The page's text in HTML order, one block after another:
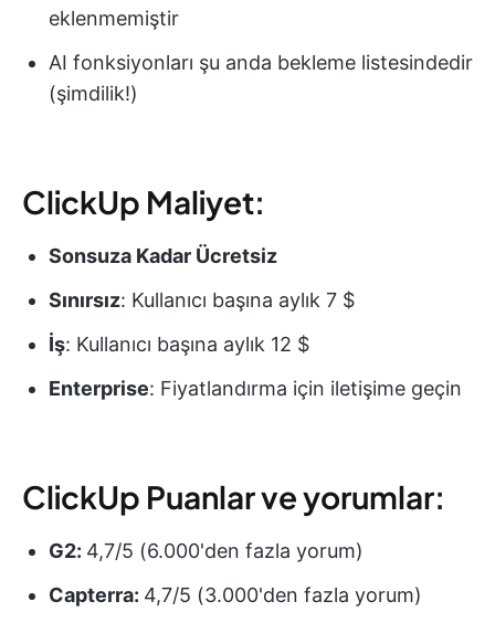
eklenmemiştir
AI fonksiyonları şu anda bekleme listesindedir
(şimdilik!)
ClickUp Maliyet:
Sonsuza Kadar Ücretsiz
Sınırsız: Kullanıcı başına aylık 7 $
İş: Kullanıcı başına aylık 12 $
Enterprise: Fiyatlandırma için iletişime geçin
ClickUp Puanlar ve yorumlar:
G2: 4,7/5 (6.000'den fazla yorum)
Capterra: 4,7/5 (3.000'den fazla yorum)